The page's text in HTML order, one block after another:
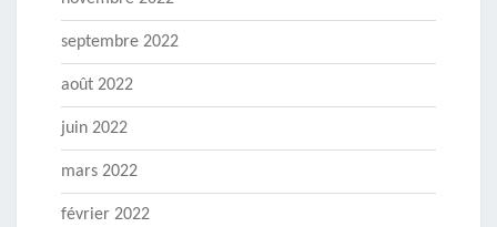
septembre 2022
août 2022
juin 2022
mars 2022
février 2022